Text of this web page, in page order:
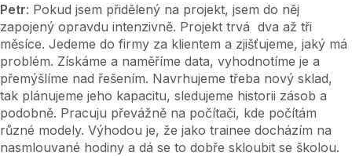
Petr: Pokud jsem přidělený na projekt, jsem do něj
zapojený opravdu intenzivně. Projekt trvá dva až tři
měsíce. Jedeme do firmy za klientem a zjišťujeme, jaký má
problém. Získáme a naměříme data, vyhodnotíme je a
přemýšlíme nad řešením. Navrhujeme třeba nový sklad,
tak plánujeme jeho kapacitu, sledujeme historii zásob a
podobně. Pracuju převážně na počítači, kde počítám
různé modely. Výhodou je, že jako trainee docházím na
nasmlouvané hodiny a dá se to dobře skloubit se školou.